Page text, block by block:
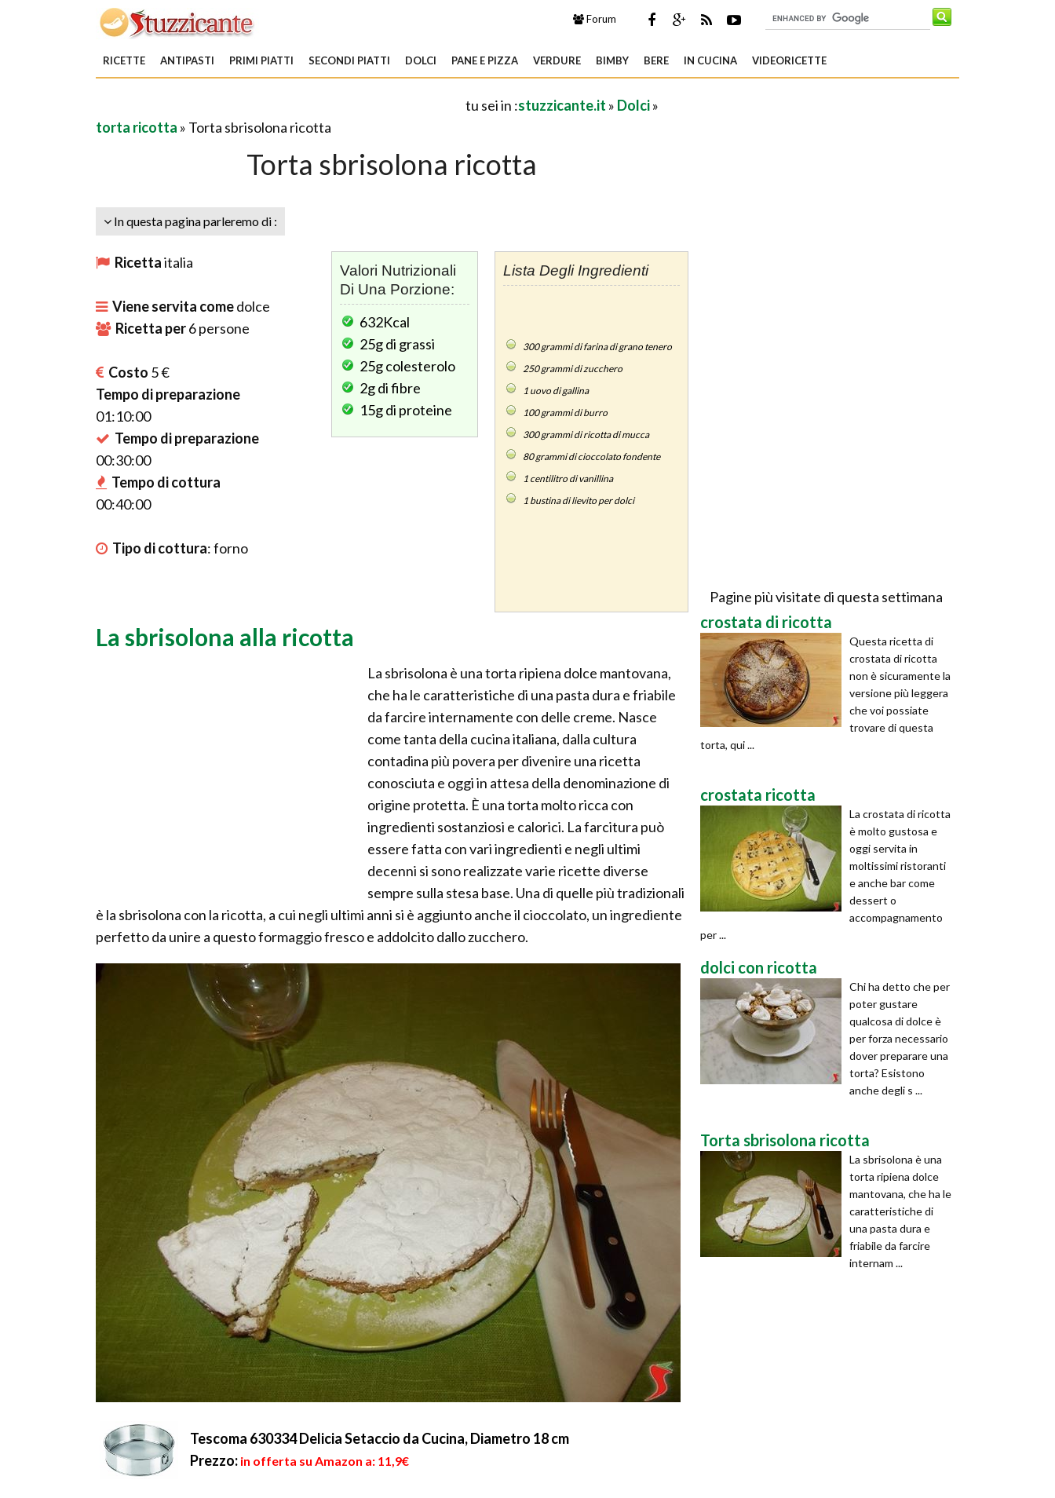
Forum
RICETTE ANTIPASTI PRIMI PIATTI SECONDI PIATTI DOLCI PANE E PIZZA VERDURE BIMBY BERE IN CUCINA VIDEORICETTE
tu sei in :stuzzicante.it » Dolci»
torta ricotta » Torta sbrisolona ricotta
Torta sbrisolona ricotta
In questa pagina parleremo di :
Ricettaitalia
Viene servita comedolce
Ricetta per6persone
Costo 5 €
Tempo di preparazione
01:10:00
Tempo di preparazione
00:30:00
Tempo di cottura
00:40:00
Tipo di cottura:forno
Lista Degli Ingredienti
300grammi di farina di grano tenero
250grammi di zucchero
1uovo di gallina
100grammi di burro
300grammi di ricotta di mucca
80grammi di cioccolato fondente
1centilitro di vanillina
1bustina di lievito per dolci
Valori Nutrizionali
Di Una Porzione:
632Kcal
25gdi grassi
25gcolesterolo
2gdi fibre
15gdi proteine
La sbrisolona alla ricotta
La sbrisolona è una torta ripiena dolce mantovana,
che ha le caratteristiche di una pasta dura e friabile
da farcire internamente con delle creme. Nasce
come tanta della cucina italiana, dalla cultura
contadina più povera per divenire una ricetta
conosciuta e oggi in attesa della denominazione di
origine protetta. È una torta molto ricca con
ingredienti sostanziosi e calorici. La farcitura può
essere fatta con vari ingredienti e negli ultimi
decenni si sono realizzate varie ricette diverse
sempre sulla stesa base. Una di quelle più tradizionali
è la sbrisolona con la ricotta, a cui negli ultimi anni si è aggiunto anche il cioccolato, un ingrediente
perfetto da unire a questo formaggio fresco e addolcito dallo zucchero.
Tescoma 630334 Delicia Setaccio da Cucina, Diametro 18 cm
Prezzo: in offerta su Amazon a: 11,9€
Pagine più visitate di questa settimana
crostata di ricotta
Questa ricetta di
crostata di ricotta
non è sicuramente la
versione più leggera
che voi possiate
trovare di questa
torta, qui ...
crostata ricotta
La crostata di ricotta
è molto gustosa e
oggi servita in
moltissimi ristoranti
e anche bar come
dessert o
accompagnamento
per ...
dolci con ricotta
Chi ha detto che per
poter gustare
qualcosa di dolce è
per forza necessario
dover preparare una
torta? Esistono
anche degli s ...
Torta sbrisolona ricotta
La sbrisolona è una
torta ripiena dolce
mantovana, che ha le
caratteristiche di
una pasta dura e
friabile da farcire
internam ...